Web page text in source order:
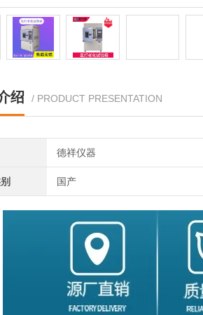
绍 / PRODUCT PRESENTATION
德祥仪器
国产